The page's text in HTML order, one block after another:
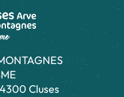
Cluses